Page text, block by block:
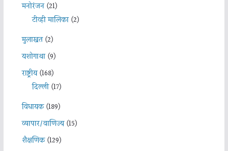
मनोरंजन(21)
टीव्ही मालिका(2)
मुलाखत(2)
यशोगाथा(9)
राष्ट्रीय(168)
दिल्ली(17)
विधायक(189)
व्यापार/वाणिज्य(15)
शैक्षणिक(129)